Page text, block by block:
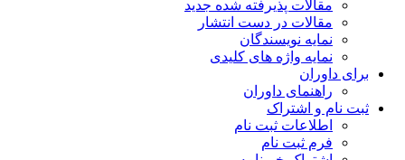
مقالات پذیرفته شده جدید
مقالات در دست انتشار
نمایه نویسندگان
نمایه واژه های کلیدی
برای داوران
راهنمای داوران
ثبت نام و اشتراک
اطلاعات ثبت نام
فرم ثبت نام